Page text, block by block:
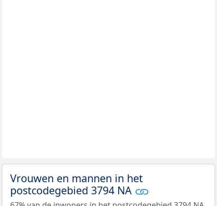
Vrouwen en mannen in het
postcodegebied 3794 NA